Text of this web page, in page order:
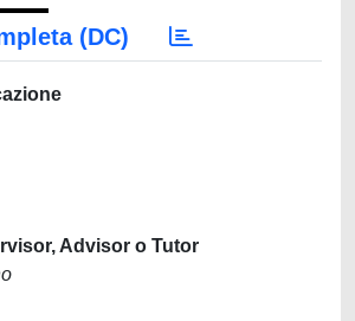
(DC)
Advisor o Tutor